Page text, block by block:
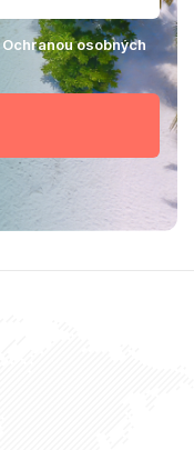
Ochranou osobných